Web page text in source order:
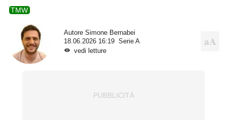
TMW
Autore Simone Bernabei
18.06.2026 16:19
Serie A
vedi letture